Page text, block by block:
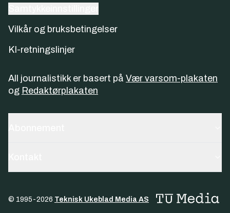
Vilkår og bruksbetingelser
KI-retningslinjer
All journalistikk er basert på Vær varsom-plakaten
og Redaktørplakaten
© 1995-2026 Teknisk Ukeblad Media AS